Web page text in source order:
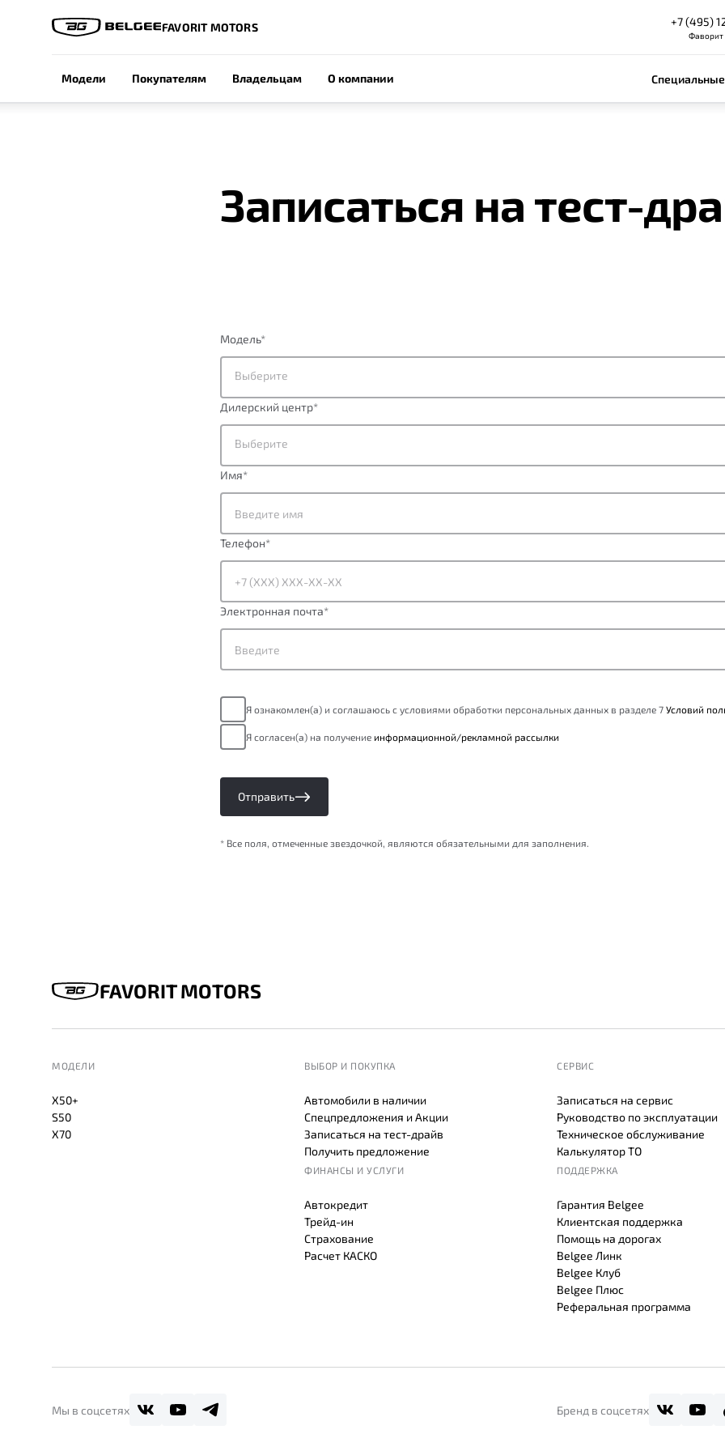
FAVORIT MOTORS +7 (495)
Модели Покупателям Владельцам О компании
Записаться на тест-
Модель*
Выберите
Дилерский центр*
Выберите
Имя*
Телефон*
Электронная почта*
Я ознакомлен(а) и соглашаюсь с условиями обработки персональных данных в разделе 7 Условий
Я согласен(а) на получение информационной/рекламной рассылки
Отправить
* Все поля, отмеченные звездочкой, являются обязательными для заполнения.
FAVORIT MOTORS
МОДЕЛИ
X50+
S50
X70
ВЫБОР И ПОКУПКА
Автомобили в наличии
Спецпредложения и Акции
Записаться на тест-драйв
Получить предложение
ФИНАНСЫ И УСЛУГИ
Автокредит
Трейд-ин
Страхование
Расчет КАСКО
СЕРВИС
Записаться на сервис
Руководство по эксплуатации
Техническое обслуживание
Калькулятор ТО
ПОДДЕРЖКА
Гарантия Belgee
Клиентская поддержка
Помощь на дорогах
Belgee Линк
Belgee Клуб
Belgee Плюс
Реферальная программа
Мы в соцсетях Бренд в соцсетях